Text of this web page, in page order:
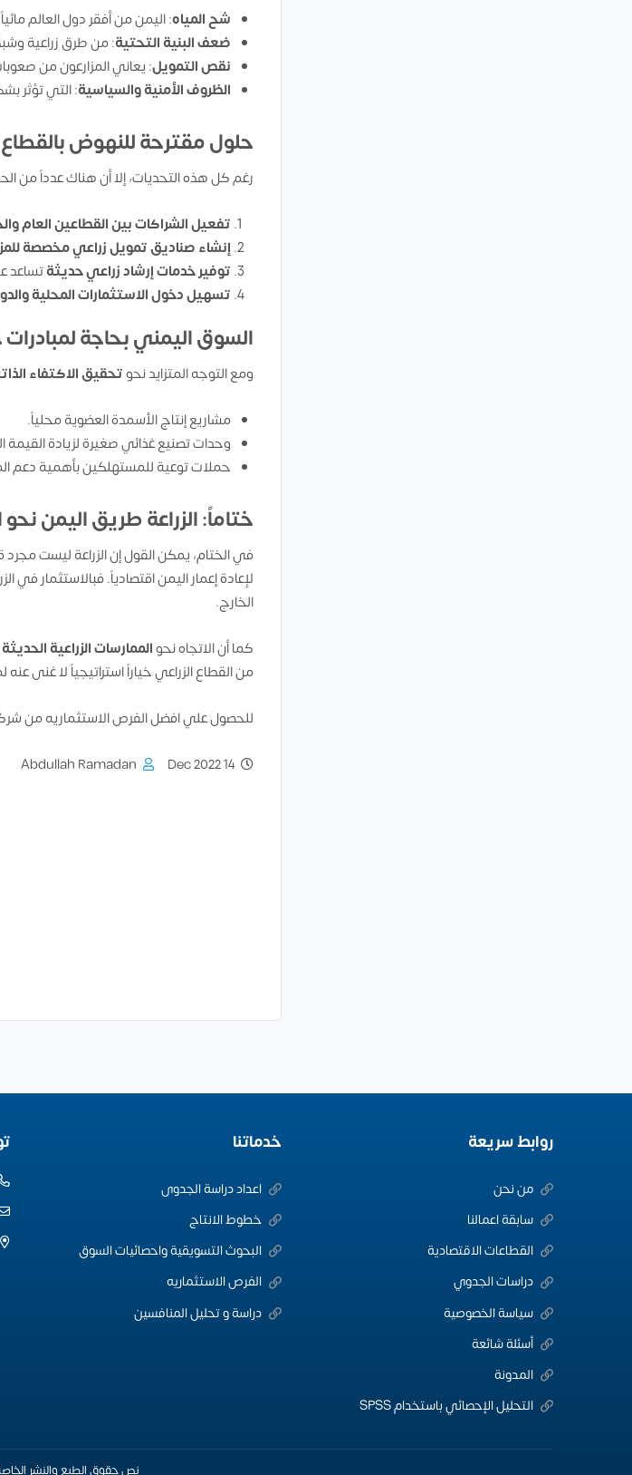
شح المياه: اليمن من أفقر دول العالم
ضعف البنية التحتية: من طرق زراعية
نقص التمويل: يعاني المزارعون من
الظروف الأمنية والسياسية: التي تؤثر
حلول مقترحة للنهوض بالقطاع
رغم كل هذه التحديات، إلا أن هناك عدداً من
تفعيل الشراكات بين القطاعين العام
إنشاء صناديق تمويل زراعي مخصصة
توفير خدمات إرشاد زراعي حديثةتساعد
تسهيل دخول الاستثمارات المحلية
السوق اليمني بحاجة
ومع التوجه المتزايد نحوتحقيق الاكتفاء
مشاريع إنتاج الأسمدة العضوية محلياً.
وحدات تصنيع غذائي صغيرة لزيادة القيمة
حملات توعية للمستهلكين بأهمية دعم
ختاماً: الزراعة طريق اليمن نحو
في الختام، يمكن القول إن الزراعة ليست
لإعادة إعمار اليمن اقتصادياً. فبالاستثمار
الخارج.
كما أن الاتجاه نحوالممارسات الزراعية
من القطاع الزراعي خياراً استراتيجياً لا غنى
للحصول علي افضل الفرص الاستثماريه من
14 Dec 2022
Abdullah Ramadan
روابط سريعة
من نحن
سابقة اعمالنا
القطاعات الاقتصادية
دراسات الجدوي
سياسة الخصوصية
أسئلة شائعة
المدونة
التحليل الإحصائي باستخدام SPSS
خدماتنا
اعداد دراسة الجدوى
خطوط الانتاج
البحوث التسويقية واحصائيات السوق
الفرص الاستثماريه
دراسة و تحليل المنافسين
نص حقوق الطبع والنشر